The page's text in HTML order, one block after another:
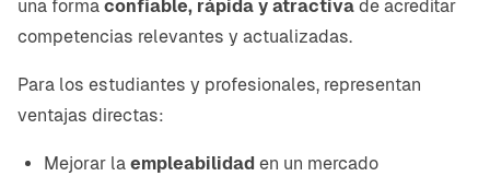
una forma confiable, rápida y atractiva de acreditar
competencias relevantes y actualizadas.
Para los estudiantes y profesionales, representan
ventajas directas:
Mejorar la empleabilidad en un mercado